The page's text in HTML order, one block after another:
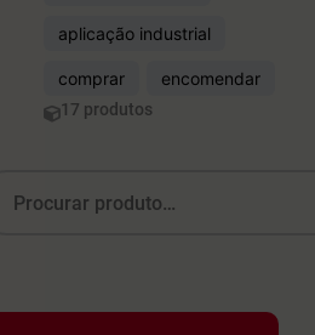
aplicação industrial
comprar encomendar
17 produtos